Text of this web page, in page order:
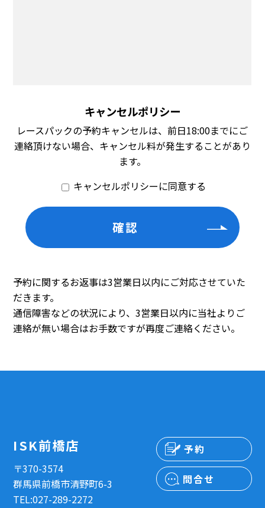
キャンセルポリシー
レースパックの予約キャンセルは、前日18:00までにご
連絡頂けない場合、キャンセル料が発生することがあり
ます。
キャンセルポリシーに同意する
予約に関するお返事は3営業日以内にご対応させていた
だきます。
通信障害などの状況により、3営業日以内に当社よりご
連絡が無い場合はお手数ですが再度ご連絡ください。
ISK前橋店
〒370-3574
群馬県前橋市清野町6-3
TEL:027-289-2272
予約
問合せ